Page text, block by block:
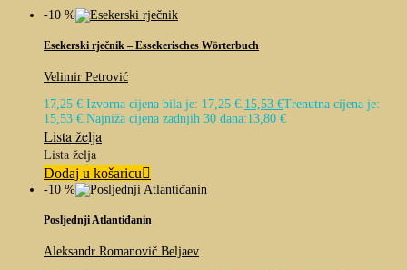
-10 %
Esekerski rječnik – Essekerisches Wörterbuch
Velimir Petrović
17,25€ Izvorna cijena bila je: 17,25 €. 15,53 €Trenutna cijena je:
15,53 €. Najniža cijena zadnjih 30 dana:13,80 €
Lista želja
Lista želja
Dodaj u košaricu
-10 %
Posljednji Atlantiđanin
Aleksandr Romanovič Beljaev